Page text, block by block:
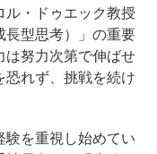
ル・ドゥエック教授
長型思考）」の重要
は努力次第で伸ばせ
恐れず、挑戦を続け
を重視し始めてい